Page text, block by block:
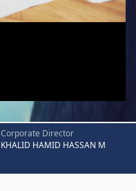
Corporate Director
KHALID HAMID HASSAN M